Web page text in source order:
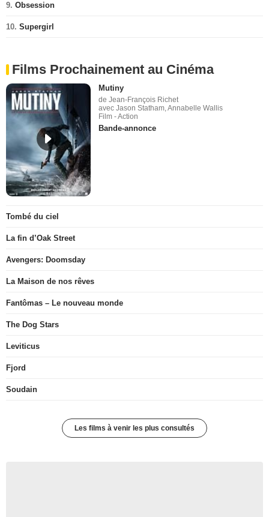
9. Obsession
10. Supergirl
Films Prochainement au Cinéma
Mutiny
de Jean-François Richet
avec Jason Statham, Annabelle Wallis
Film - Action
Bande-annonce
Tombé du ciel
La fin d’Oak Street
Avengers: Doomsday
La Maison de nos rêves
Fantômas – Le nouveau monde
The Dog Stars
Leviticus
Fjord
Soudain
Les films à venir les plus consultés